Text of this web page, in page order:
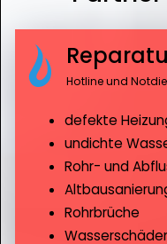
Hotline und
defekte
undichte
Rohr- und
Rohrbrüche